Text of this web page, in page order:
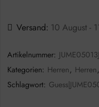
Versand: 10 August -
Artikelnummer:
Kategorien: Herren, Herren,
Schlagwort: